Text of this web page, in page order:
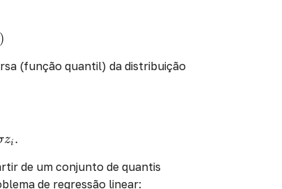
)
(função quantil) da distribuição
zi .
de um conjunto de quantis
de regressão linear: